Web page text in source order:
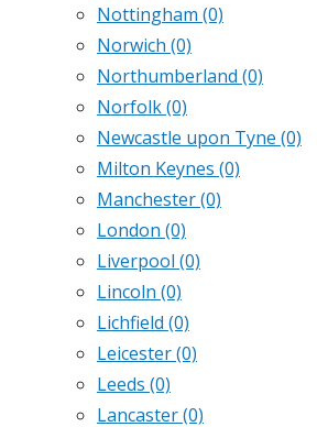
Nottingham (0)
Norwich (0)
Northumberland (0)
Norfolk(0)
Newcastle upon Tyne (0)
Milton Keynes (0)
Manchester(0)
London (0)
Liverpool (0)
Lincoln (0)
Lichfield (0)
Leicester(0)
Leeds (0)
Lancaster(0)